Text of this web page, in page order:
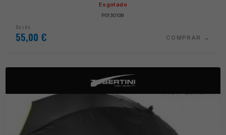
Esgotado
P0130109
Desde
55,00 € COMPRAR